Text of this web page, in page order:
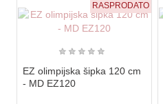
RASPRODATO
★ ★ ★ ★ ★
EZ olimpijska šipka 120 cm
- MD EZ120